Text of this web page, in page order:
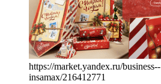
https://market.yandex.ru/business--
insamax/216412771